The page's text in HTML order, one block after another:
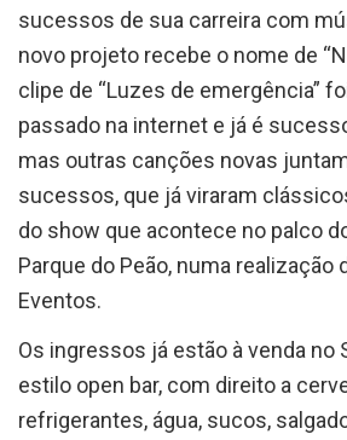
sucessos de sua carreira com
novo projeto recebe o nome de
clipe de “Luzes de emergência”
passado na internet e já é
mas outras canções novas
sucessos, que já viraram
do show que acontece no palco
Parque do Peão, numa realização
Eventos.
Os ingressos já estão à venda no
estilo open bar, com direito a
refrigerantes, água, sucos,